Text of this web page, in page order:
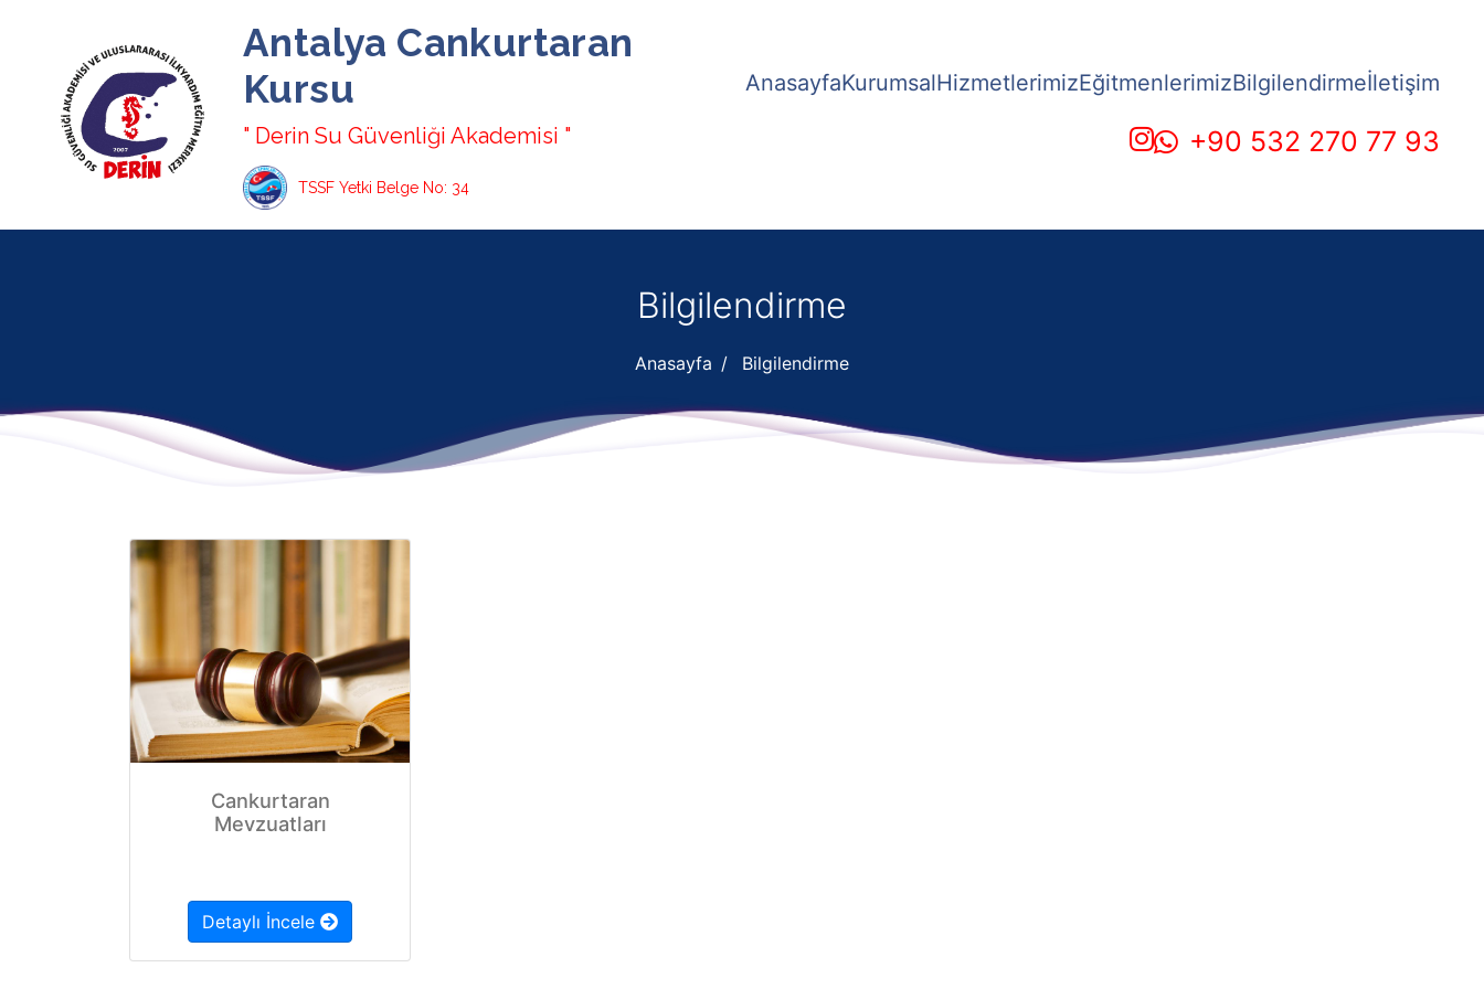
Antalya Cankurtaran
Kursu
" Derin Su Güvenliği Akademisi "
TSSF Yetki Belge No: 34
AnasayfaKurumsalHizmetlerimizEğitmenlerimizBilgilendirmeİletişim
+90 532 270 77 93
Bilgilendirme
Anasayfa Bilgilendirme
Cankurtaran
Mevzuatları
Detaylı İncele